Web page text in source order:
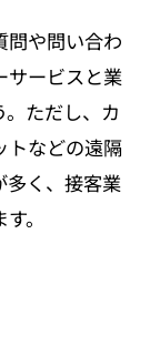
問や問い合わ
サービスと業
ただし、カ
トなどの遠隔
多く、接客業
。